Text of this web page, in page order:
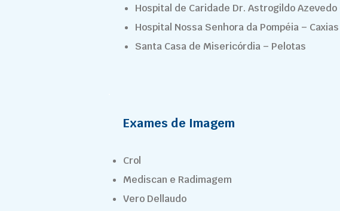
Hospital de Caridade Dr. Astrogildo
Hospital Nossa Senhora da Pompéia – Caxias
Santa Casa de Misericórdia – Pelotas
Exames de Imagem
Crol
Mediscan e Radimagem
Vero Dellaudo